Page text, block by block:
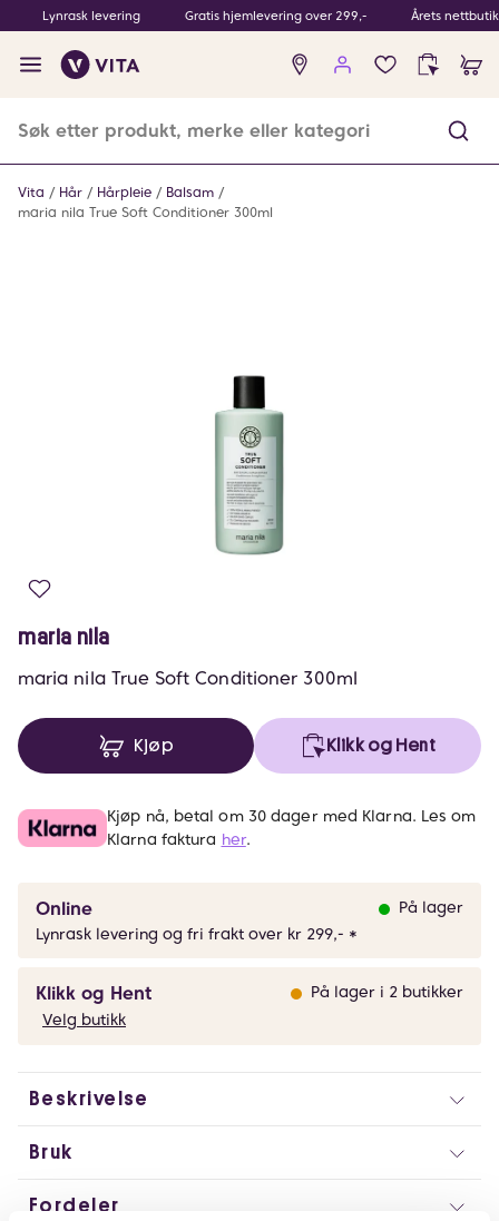
Lynrask levering Gratis hjemlevering over 299,- Årets
Ingen
produkter
Vita Hår Hårpleie
Balsam
maria nila True Soft Conditioner 300ml
maria nila
maria nila True Soft Conditioner 300ml
Kjøp Klikk og Hent
Kjøp nå, betal om 30 dager med Klarna. Les om
Klarna faktura her.
Online
På lager
Lynrask levering og fri frakt over kr 299,- *
Klikk og Hent
På lager i 2 butikker
Velg butikk
Beskrivelse
Bruk
Fordeler